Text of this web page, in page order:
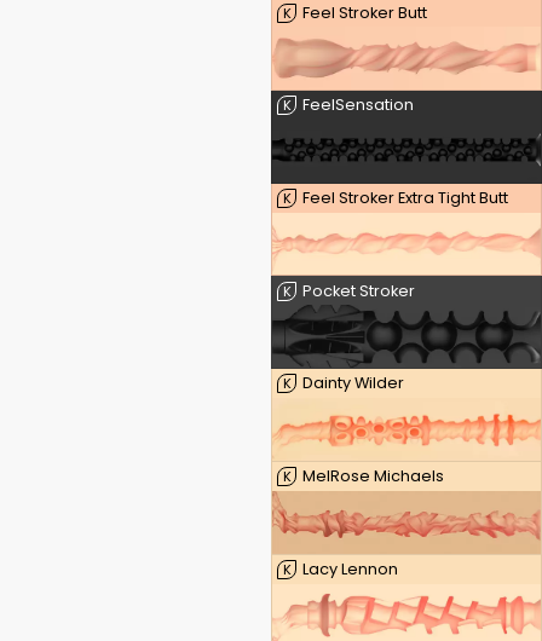
K Feel Stroker Butt
K FeelSensation
K Feel Stroker Extra Tight Butt
K Pocket Stroker
K Dainty Wilder
K MelRose Michaels
K Lacy Lennon